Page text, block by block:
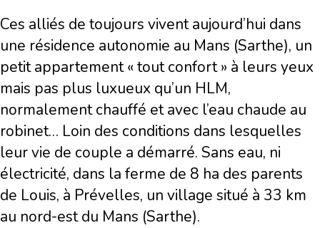
Ces alliés de toujours vivent aujourd’hui dans
une résidence autonomie au Mans (Sarthe), un
petit appartement « tout confort » à leurs yeux
mais pas plus luxueux qu’un HLM,
normalement chauffé et avec l’eau chaude au
robinet… Loin des conditions dans lesquelles
leur vie de couple a démarré. Sans eau, ni
électricité, dans la ferme de 8 ha des parents
de Louis, à Prévelles, un village situé à 33 km
au nord-est du Mans (Sarthe).